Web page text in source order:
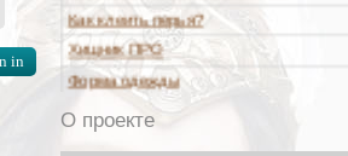
Хищник ПРО
Форма одежды
Про нагрудник
В Москве
О проекте